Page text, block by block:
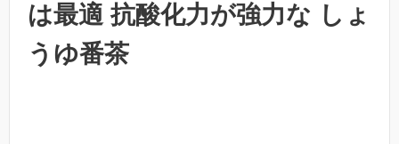
は最適 抗酸化力が強力な しょ
うゆ番茶